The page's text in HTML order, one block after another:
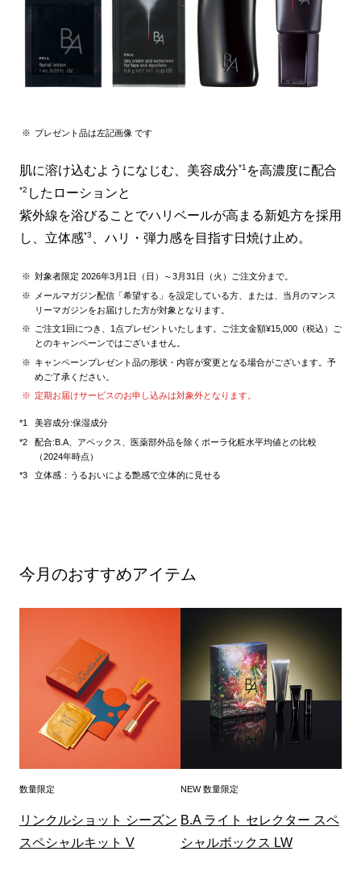
プレゼント品は左記画像 です
肌に溶け込むようになじむ、美容成分*1 を高濃度に配合
*2 したローションと
紫外線を浴びることでハリベールが高まる新処方を採用
し、立体感*3 、ハリ・弾力感を目指す日焼け止め。
対象者限定 2026年3月1日（日）～3月31日（火）ご注文分まで。
メールマガジン配信「希望する」を設定している方、または、当月のマンス
リーマガジンをお届けした方が対象となります。
ご注文1回につき、1点プレゼントいたします。ご注文金額¥15,000（税込）ご
とのキャンペーンではございません。
キャンペーンプレゼント品の形状・内容が変更となる場合がございます。予
めご了承ください。
定期お届けサービスのお申し込みは対象外となります。
美容成分:保湿成分
配合:B.A、アペックス、医薬部外品を除くポーラ化粧水平均値との比較
（2024年時点）
立体感：うるおいによる艶感で立体的に見せる
今月のおすすめアイテム
数量限定
リンクルショット シーズン
スペシャルキット V
NEW 数量限定
B.A ライト セレクター スペ
シャルボックス LW